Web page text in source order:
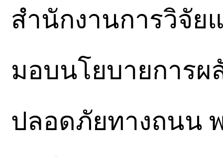
สำนักงานการวิจัย
มอบนโยบายการผ
ปลอดภัยทางถนน